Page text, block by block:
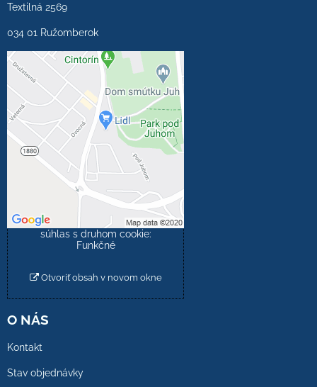
Textilná 2569
034 01 Ružomberok
Externý obsah je
blokovaný Voľbami
súkromia
Prajete si načítať externý
obsah?
Povoliť tentokrát
Povoliť a zapamätať -
súhlas s druhom cookie:
Funkčné
Otvoriť obsah v novom okne
O NÁS
Kontakt
Stav objednávky